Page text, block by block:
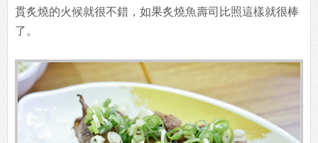
貫炙燒的火候就很不錯，如果炙燒魚壽司比照這樣就很棒
了。